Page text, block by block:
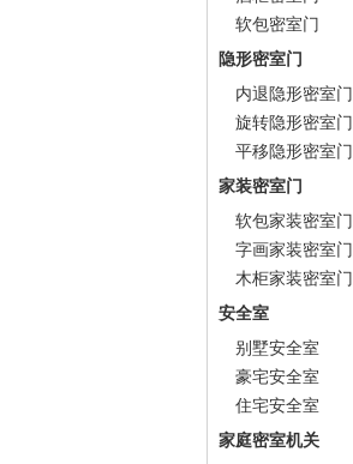
软包密室门
隐形密室门
内退隐形密室门
旋转隐形密室门
平移隐形密室门
家装密室门
软包家装密室门
字画家装密室门
木柜家装密室门
安全室
别墅安全室
豪宅安全室
住宅安全室
家庭密室机关